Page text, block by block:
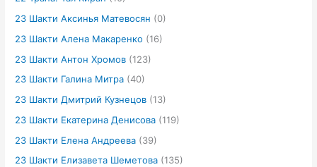
23 Шакти Аксинья Матевосян (0)
23 Шакти Алена Макаренко (16)
23 Шакти Антон Хромов (123)
23 Шакти Галина Митра (40)
23 Шакти Дмитрий Кузнецов (13)
23 Шакти Екатерина Денисова (119)
23 Шакти Елена Андреева (39)
23 Шакти Елизавета Шеметова (135)